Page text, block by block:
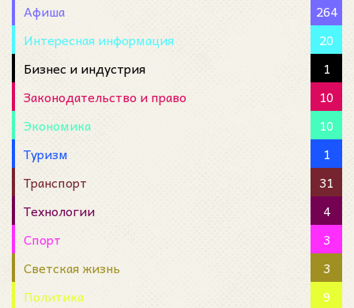
Афиша
264
Интересная информация
20
Бизнес и индустрия
1
Законодательство и право
10
Экономика
10
Туризм
1
Транспорт
31
Технологии
4
Спорт
3
Светская жизнь
3
Политика
9